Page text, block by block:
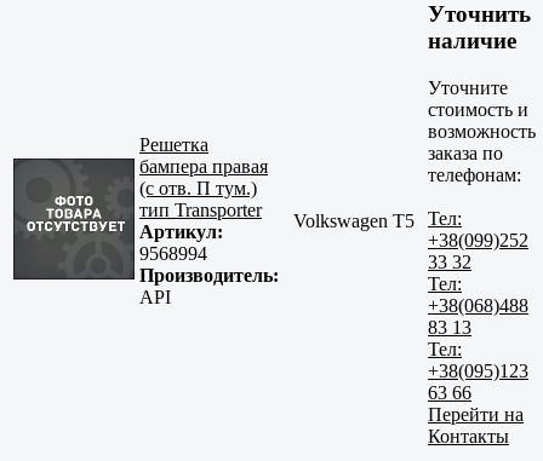
Решетка
бампера правая
(с отв. П тум.)
тип Transporter
Артикул:
9568994
Производитель:
API
Volkswagen T5
Уточнить
наличие
Уточните
стоимость и
возможность
заказа по
телефонам:
Тел:
+38(099)252
33 32
Тел:
+38(068)488
83 13
Тел:
+38(095)123
63 66
Перейти на
Контакты